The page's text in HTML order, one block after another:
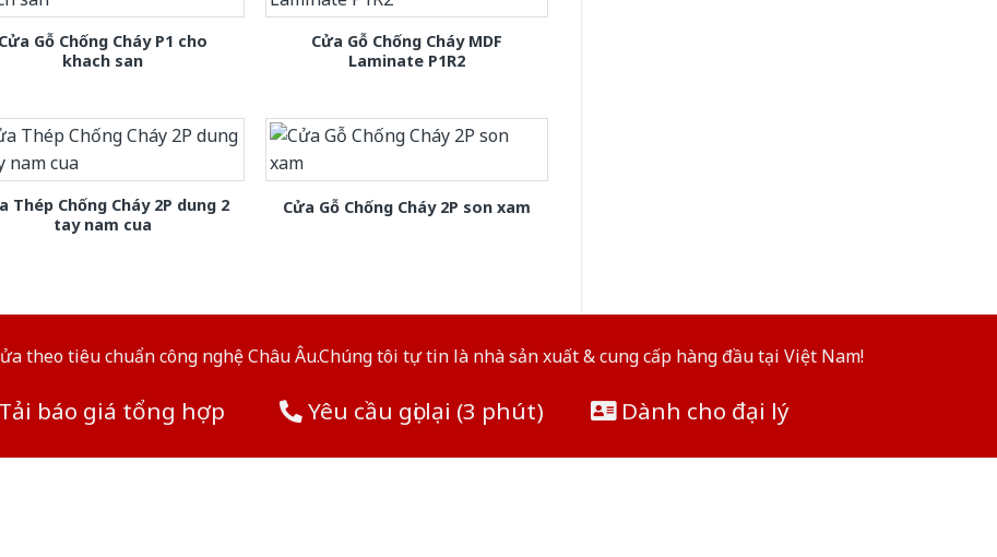
Cửa Gỗ Chống Cháy P1 cho
khach san
Cửa Gỗ Chống Cháy MDF
Laminate P1R2
Thép Chống Cháy 2P dung 2
tay nam cua
Cửa Gỗ Chống Cháy 2P son xam
theo tiêu chuẩn công nghệ Châu Âu.Chúng tôi tự tin là nhà sản xuất & cung cấp hàng đầu tại Việt Nam!
báo giá tổng hợp Yêu cầu gọi lại (3 phút) Dành cho đại lý